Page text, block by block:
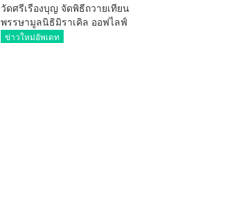
วัดศรีเรืองบุญ จัดพิธีถวายเทียน
พรรษามูลนิธิมิราเคิล ออฟไลฟ์
ประจำปี 2569 พล.ต.ต.ศิริวัฒน์
ข่าวใหม่อัพเดท